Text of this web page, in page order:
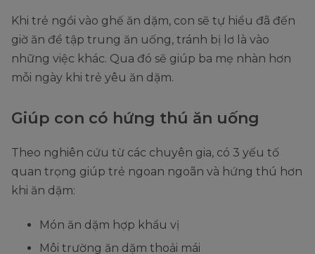
Khi trẻ ngồi vào ghế ăn dặm, con sẽ tự hiểu đã đến
giờ ăn để tập trung ăn uống, tránh bị lơ là vào
những việc khác. Qua đó sẽ giúp ba mẹ nhàn hơn
mỗi ngày khi trẻ yêu ăn dặm.
Giúp con có hứng thú ăn uống
Theo nghiên cứu từ các chuyên gia, có 3 yếu tố
quan trọng giúp trẻ ngoan ngoãn và hứng thú hơn
khi ăn dặm:
Món ăn dặm hợp khẩu vị
Môi trường ăn dặm thoải mái